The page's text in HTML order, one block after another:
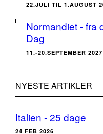
22.JULI TIL 1.AUGUST
Normandiet - fra
Dag
11.-20.SEPTEMBER 2027
NYESTE ARTIKLER
Italien - 25 dage
24 FEB 2026